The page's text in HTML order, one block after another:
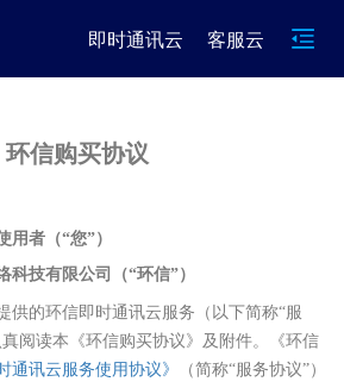
即时通讯云 客服云
环信购买协议
用者（“您”）
技有限公司（“环信”）
供的环信即时通讯云服务（以下简称“服
阅读本《环信购买协议》及附件。《环信
通讯云服务使用协议》
（简称“服务协议”）